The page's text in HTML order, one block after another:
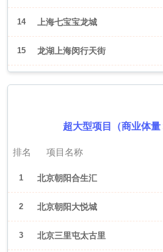
14 上海七宝宝龙城
15 龙湖上海闵行天街
超大型项目（商业体量
排名 项目名称
1 北京朝阳合生汇
2 北京朝阳大悦城
3 北京三里屯太古里